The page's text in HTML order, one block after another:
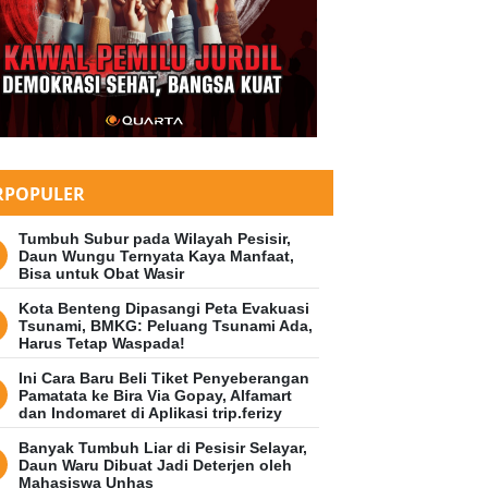
Tumbuh Subur pada Wilayah Pesisir,
Daun Wungu Ternyata Kaya Manfaat,
Bisa untuk Obat Wasir
Kota Benteng Dipasangi Peta Evakuasi
Tsunami, BMKG: Peluang Tsunami Ada,
Harus Tetap Waspada!
Ini Cara Baru Beli Tiket Penyeberangan
Pamatata ke Bira Via Gopay, Alfamart
dan Indomaret di Aplikasi trip.ferizy
Banyak Tumbuh Liar di Pesisir Selayar,
Daun Waru Dibuat Jadi Deterjen oleh
Mahasiswa Unhas